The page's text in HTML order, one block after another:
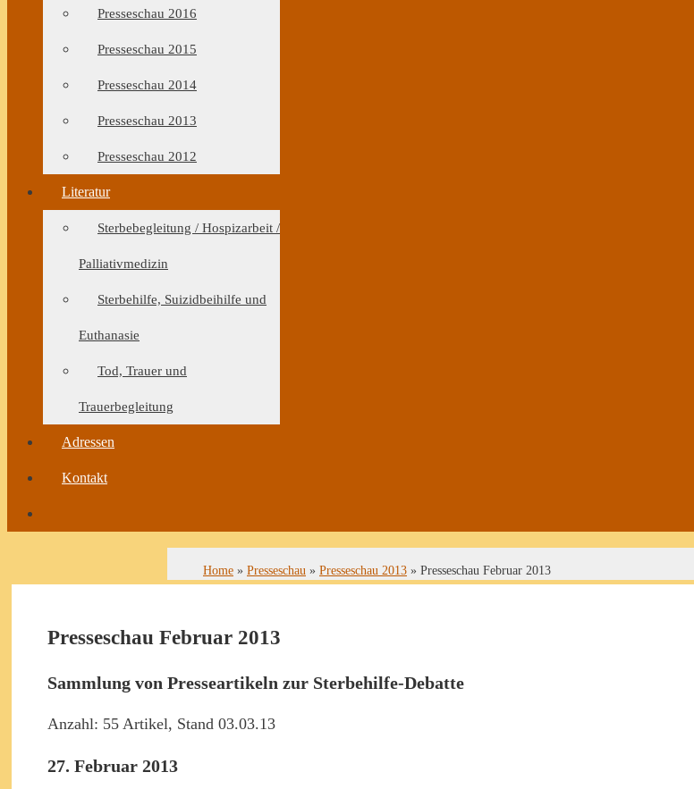
Presseschau 2016
Presseschau 2015
Presseschau 2014
Presseschau 2013
Presseschau 2012
Literatur
Sterbebegleitung / Hospizarbeit /
Palliativmedizin
Sterbehilfe, Suizidbeihilfe und
Euthanasie
Tod, Trauer und
Trauerbegleitung
Adressen
Kontakt
Home » Presseschau » Presseschau 2013 » Presseschau Februar 2013
Presseschau Februar 2013
Sammlung von Presseartikeln zur Sterbehilfe-Debatte
Anzahl: 55 Artikel, Stand 03.03.13
27. Februar 2013